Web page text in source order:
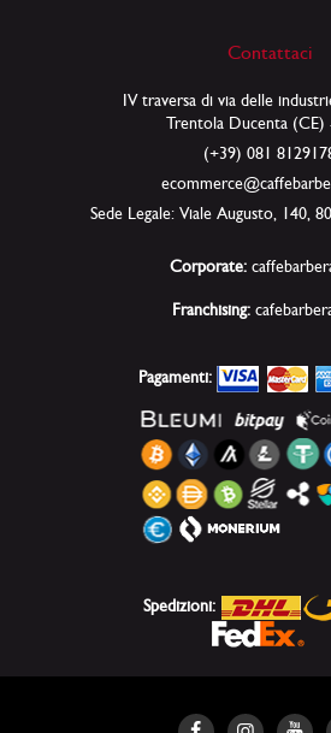
Contattaci
IV traversa di via delle
Trentola Ducenta (CE)
(+39) 081
Sede Legale: Viale Augusto, 140,
Corporate:
Franchising:
Pagamenti:
Spedizioni: